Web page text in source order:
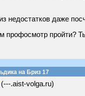
недостатков даже
профосмотр пройти?
на Бриз 17
(---.aist-volga.ru)